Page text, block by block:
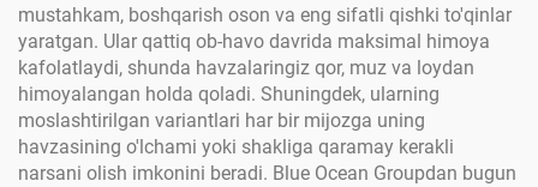
mustahkam, boshqarish oson va eng sifatli qishki to'qinlar
yaratgan. Ular qattiq ob-havo davrida maksimal himoya
kafolatlaydi, shunda havzalaringiz qor, muz va loydan
himoyalangan holda qoladi. Shuningdek, ularning
moslashtirilgan variantlari har bir mijozga uning
havzasining o'lchami yoki shakliga qaramay kerakli
narsani olish imkonini beradi. Blue Ocean Groupdan bugun